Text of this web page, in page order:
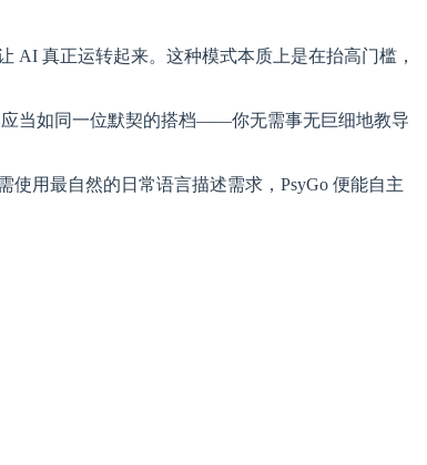
AI 真正运转起来。这种模式本质上是在抬高门槛，
应当如同一位默契的搭档——你无需事无巨细地教导
用最自然的日常语言描述需求，PsyGo 便能自主